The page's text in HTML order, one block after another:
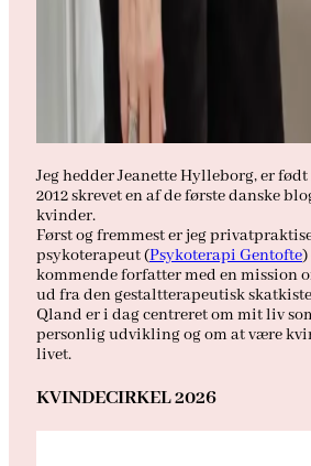
Jeg hedder Jeanette Hylleborg, er
2012 skrevet en af de første danske
kvinder.
Først og fremmest er jeg
psykoterapeut (Psykoterapi Gentofte)
kommende forfatter med en mission
ud fra den gestaltterapeutisk
Qland er i dag centreret om mit liv
personlig udvikling og om at være
livet.
KVINDECIRKEL 2026